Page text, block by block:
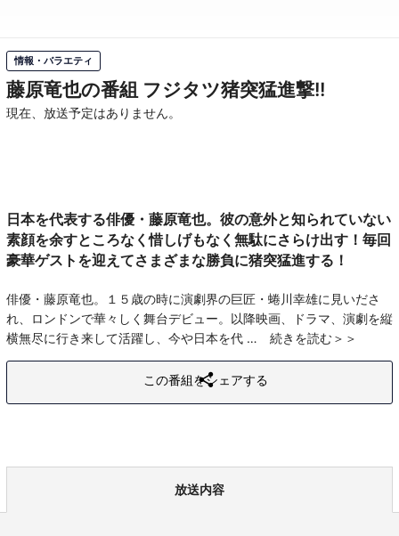
情報・バラエティ
藤原竜也の番組 フジタツ猪突猛進撃!!
現在、放送予定はありません。
日本を代表する俳優・藤原竜也。彼の意外と知られていない
素顔を余すところなく惜しげもなく無駄にさらけ出す！毎回
豪華ゲストを迎えてさまざまな勝負に猪突猛進する！
俳優・藤原竜也。１５歳の時に演劇界の巨匠・蜷川幸雄に見いださ
れ、ロンドンで華々しく舞台デビュー。以降映画、ドラマ、演劇を縦
横無尽に行き来して活躍し、今や日本を代
続きを読む
この番組をシェアする
放送内容